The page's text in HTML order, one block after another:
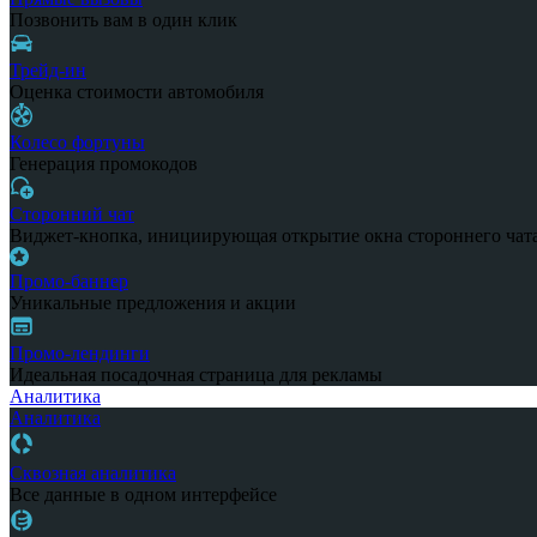
Позвонить вам в один клик
Трейд-ин
Оценка стоимости автомобиля
Колесо фортуны
Генерация промокодов
Сторонний чат
Виджет-кнопка, инициирующая открытие окна стороннего
Промо-баннер
Уникальные предложения и акции
Промо-лендинги
Идеальная посадочная страница для рекламы
Аналитика
Аналитика
Сквозная аналитика
Все данные в одном интерфейсе